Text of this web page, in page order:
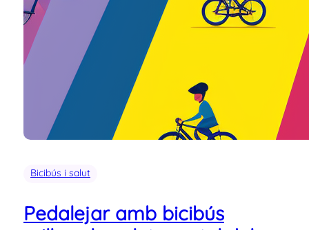
Bicibús i salut
Pedalejar amb bicibús